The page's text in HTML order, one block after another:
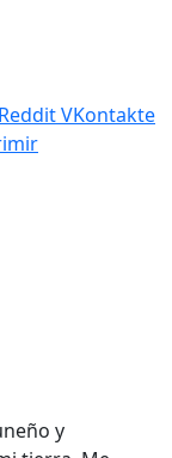
RedditVKontakte
y